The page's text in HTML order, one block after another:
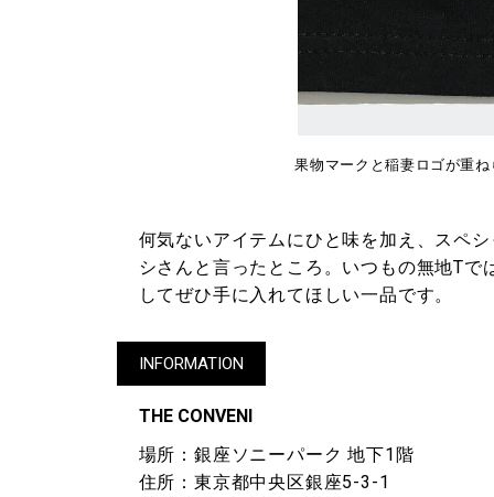
果物マークと稲妻ロゴが重
何気ないアイテムにひと味を加え、スペ
シさんと言ったところ。いつもの無地T
してぜひ手に入れてほしい一品です。
INFORMATION
THE CONVENI
場所：銀座ソニーパーク 地下1階
住所：東京都中央区銀座5-3-1